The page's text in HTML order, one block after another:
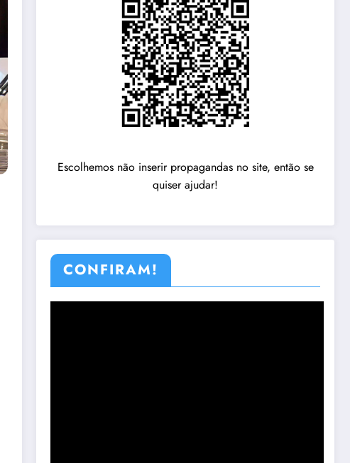
Escolhemos não inserir propagandas no site, então se
quiser ajudar!
CONFIRAM!